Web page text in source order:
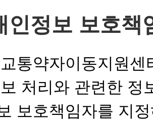
인정보 보호책
통약자이동지원센
처리와 관련한
보호책임자를 지